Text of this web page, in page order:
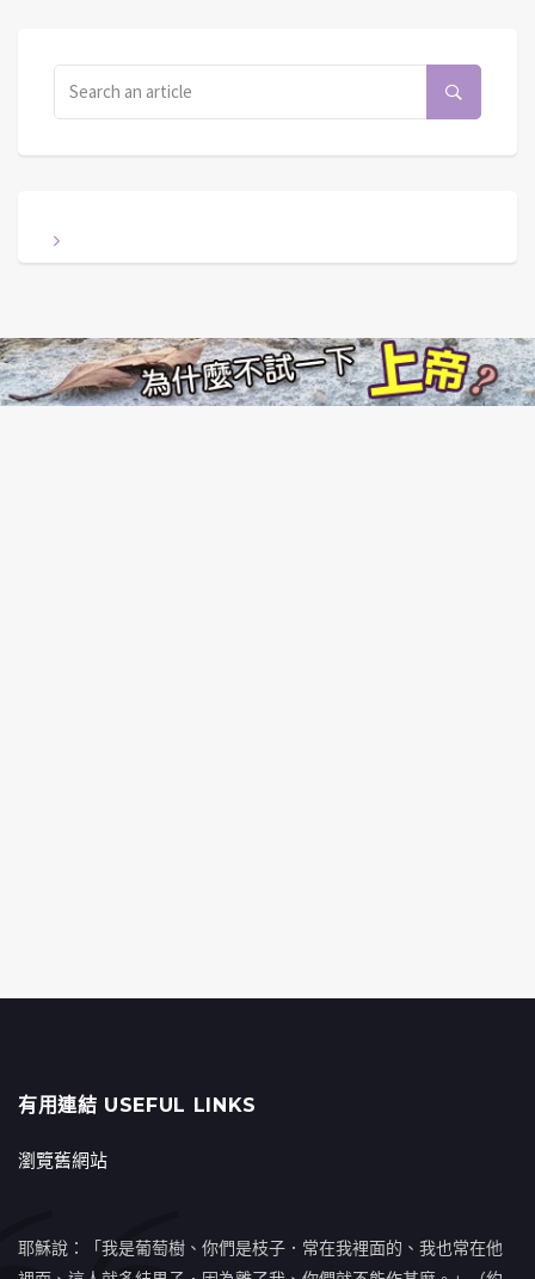
有用連結 USEFUL LINKS
瀏覽舊網站
耶穌說：「我是葡萄樹、你們是枝子．常在我裡面的、我也常在他